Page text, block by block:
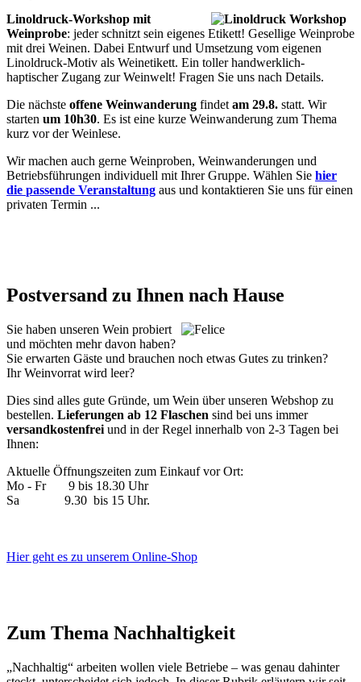
Linoldruck-Workshop mit
Weinprobe: jeder schnitzt sein eigenes Etikett! Gesellige Weinprobe
mit drei Weinen. Dabei Entwurf und Umsetzung vom eigenen
Linoldruck-Motiv als Weinetikett. Ein toller handwerklich-
haptischer Zugang zur Weinwelt! Fragen Sie uns nach Details.
Die nächste offene Weinwanderung findet am 29.8. statt. Wir
starten um 10h30. Es ist eine kurze Weinwanderung zum Thema
kurz vor der Weinlese.
Wir machen auch gerne Weinproben, Weinwanderungen und
Betriebsführungen individuell mit Ihrer Gruppe. Wählen Sie hier
die passende Veranstaltung aus und kontaktieren Sie uns für einen
privaten Termin ...
Postversand zu Ihnen nach Hause
Sie haben unseren Wein probiert
und möchten mehr davon haben?
Sie erwarten Gäste und brauchen noch etwas Gutes zu trinken?
Ihr Weinvorrat wird leer?
Dies sind alles gute Gründe, um Wein über unseren Webshop zu
bestellen. Lieferungen ab 12 Flaschen sind bei uns immer
versandkostenfrei und in der Regel innerhalb von 2-3 Tagen bei
Ihnen:
Aktuelle Öffnungszeiten zum Einkauf vor Ort:
Mo - Fr 9 bis 18.30 Uhr
Sa 9.30 bis 15 Uhr.
Hier geht es zu unserem Online-Shop
Zum Thema Nachhaltigkeit
„Nachhaltig“ arbeiten wollen viele Betriebe – was genau dahinter